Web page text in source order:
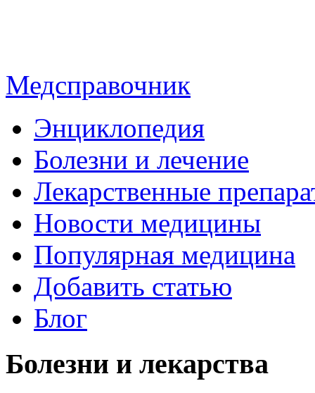
Медсправочник
Энциклопедия
Болезни и лечение
Лекарственные
Новости медицины
Популярная медицина
Добавить статью
Блог
Болезни и лекарства